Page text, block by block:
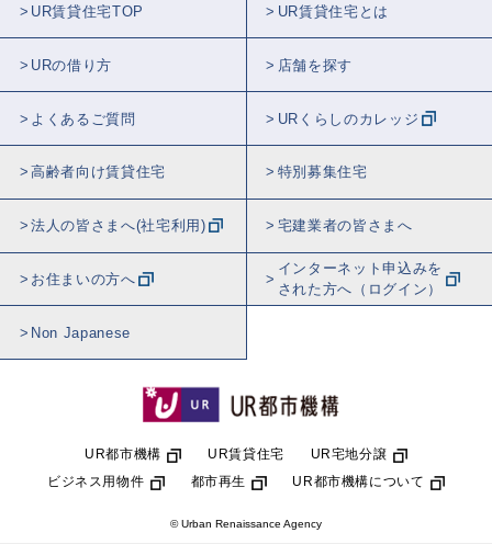
UR賃貸住宅TOP UR賃貸住宅とは
URの借り方 店舗を探す
よくあるご質問 URくらしのカレッジ
高齢者向け賃貸住宅 特別募集住宅
法人の皆さまへ(社宅利用) 宅建業者の皆さまへ
お住まいの方へ
インターネット申込みを
された方へ（ログイン）
Non Japanese
UR都市機構 UR賃貸住宅
UR宅地分譲
ビジネス用物件
都市再生 UR都市機構について
© Urban Renaissance Agency